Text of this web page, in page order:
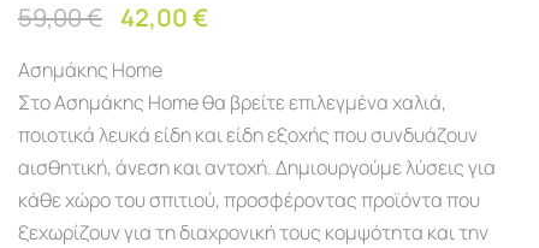
59,00€ 42,00€
Ασημάκης Home
Στο Ασημάκης Home θα βρείτε επιλεγμένα χαλιά,
ποιοτικά λευκά είδη και είδη εξοχής που συνδυάζουν
αισθητική, άνεση και αντοχή. Δημιουργούμε λύσεις για
κάθε χώρο του σπιτιού, προσφέροντας προϊόντα που
ξεχωρίζουν για τη διαχρονική τους κομψότητα και την